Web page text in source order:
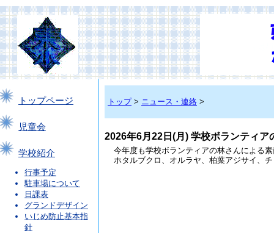
トップページ
児童会
学校紹介
行事予定
駐車場について
日課表
グランドデザイン
いじめ防止基本指
針
トップ> ニュース・連絡 >
2026年6月22日(月) 学校ボランティア
今年度も学校ボランティアの林さんによる
ホタルブクロ、オルラヤ、柏葉アジサイ、